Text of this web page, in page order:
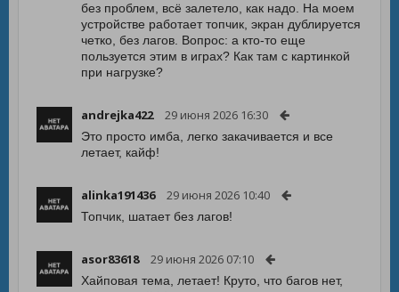
без проблем, всё залетело, как надо. На моем
устройстве работает топчик, экран дублируется
четко, без лагов. Вопрос: а кто-то еще
пользуется этим в играх? Как там с картинкой
при нагрузке?
andrejka422 29 июня 2026 16:30
Это просто имба, легко закачивается и все
летает, кайф!
alinka191436 29 июня 2026 10:40
Топчик, шатает без лагов!
asor83618 29 июня 2026 07:10
Хайповая тема, летает! Круто, что багов нет,